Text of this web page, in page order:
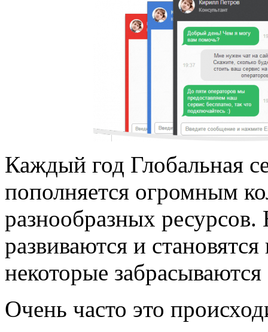
Каждый год Глобальная
пополняется огромным
разнообразных
развиваются и
некоторые забрасываются
Очень часто это